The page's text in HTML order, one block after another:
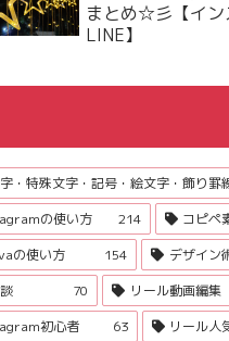
まとめ☆彡【イン
LINE】
・特殊文字・記号・絵文字・飾り罫
の使い方
214 コピペ
の使い方
154 デザイン
70 リール動画編集
初心者
63 リール人